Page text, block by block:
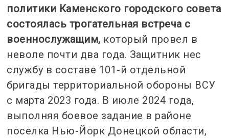
политики Каменского городского совета
состоялась трогательная встреча с
военнослужащим, который провел в
неволе почти два года. Защитник нес
службу в составе 101-й отдельной
бригады территориальной обороны ВСУ
с марта 2023 года. В июле 2024 года,
выполняя боевое задание в районе
поселка Нью-Йорк Донецкой области,